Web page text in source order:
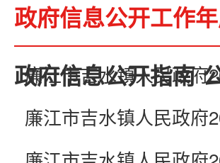
政府信息公开工作
政府信息公开指南